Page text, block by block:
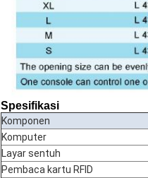
Spesifikasi
Komponen
Komputer
Layar sentuh
Pembaca kartu RFID